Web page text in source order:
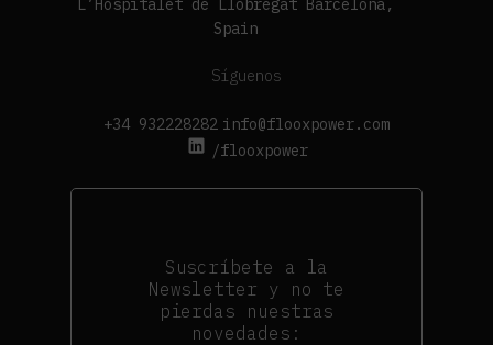
L’Hospitalet de Llobregat Barcelona,
Spain
Síguenos
+34 932228282 info@flooxpower.com
/flooxpower
Suscríbete a la
Newsletter y no te
pierdas nuestras
novedades: